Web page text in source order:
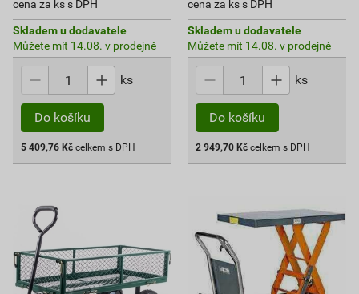
cena za ks s DPH
Skladem u dodavatele
Můžete mít 14.08. v prodejně
ks
Do košíku
5 409,76 Kč celkem s DPH
cena za ks s DPH
Skladem u dodavatele
Můžete mít 14.08. v prodejně
ks
Do košíku
2 949,70 Kč celkem s DPH